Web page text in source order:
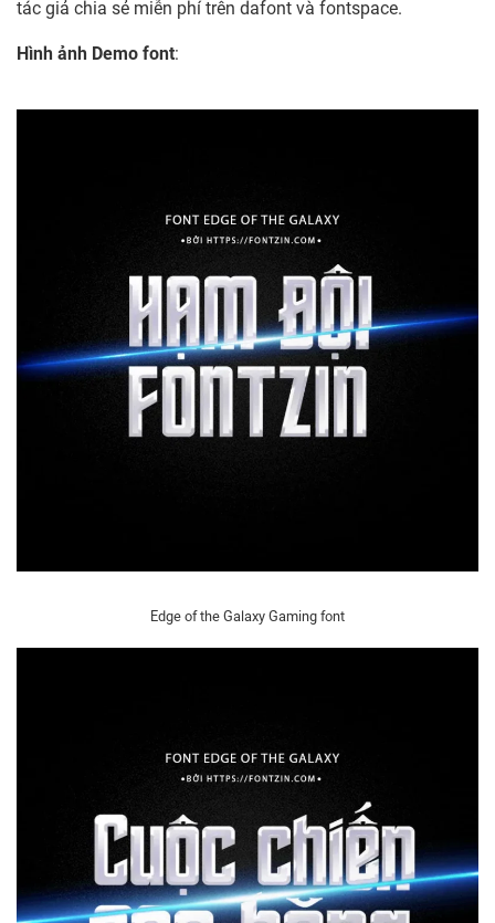
tác giả chia sẻ miễn phí trên dafont và fontspace.
Hình ảnh Demo font:
Edge of the Galaxy Gaming font